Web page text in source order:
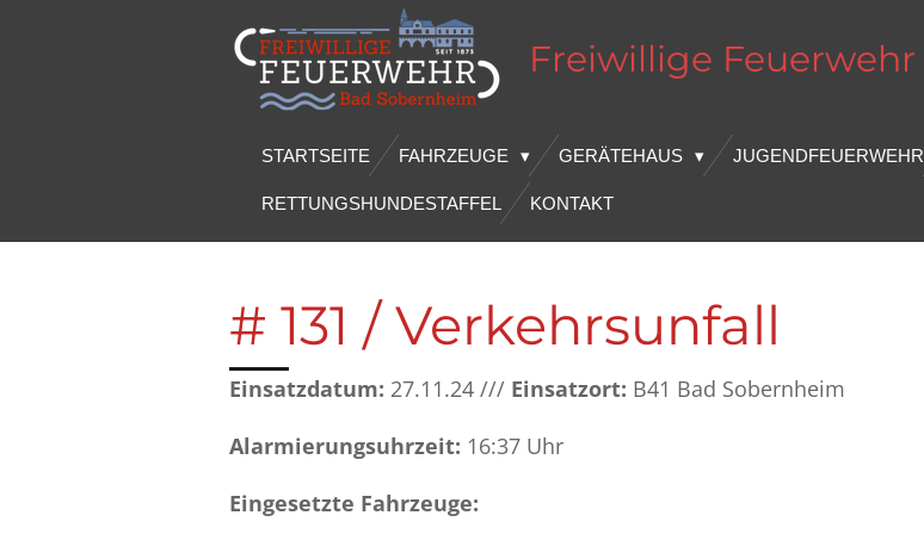
Freiwillige Feuerwehr
STARTSEITE FAHRZEUGE GERÄTEHAUS JUGENDFEUERWEHR
RETTUNGSHUNDESTAFFEL KONTAKT
# 131 / Verkehrsunfall
Einsatzdatum: 27.11.24 /// Einsatzort: B41 Bad Sobernheim
Alarmierungsuhrzeit: 16:37 Uhr
Eingesetzte Fahrzeuge: